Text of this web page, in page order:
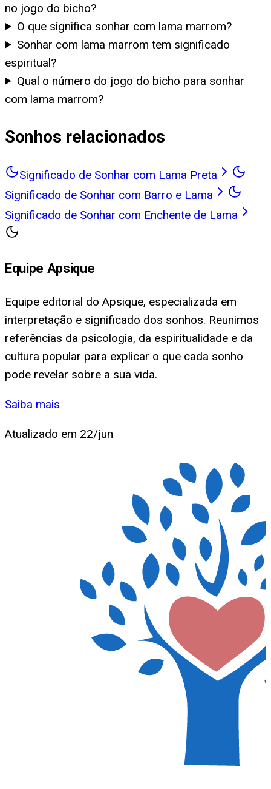
no jogo do bicho?
O que significa sonhar com lama marrom?
Sonhar com lama marrom tem significado
espiritual?
Qual o número do jogo do bicho para sonhar
com lama marrom?
Sonhos relacionados
Significado de Sonhar com Lama Preta
Significado de Sonhar com Barro e Lama
Significado de Sonhar com Enchente de Lama
Equipe Apsique
Equipe editorial do Apsique, especializada em
interpretação e significado dos sonhos. Reunimos
referências da psicologia, da espiritualidade e da
cultura popular para explicar o que cada sonho
pode revelar sobre a sua vida.
Saiba mais
Atualizado em 22/jun